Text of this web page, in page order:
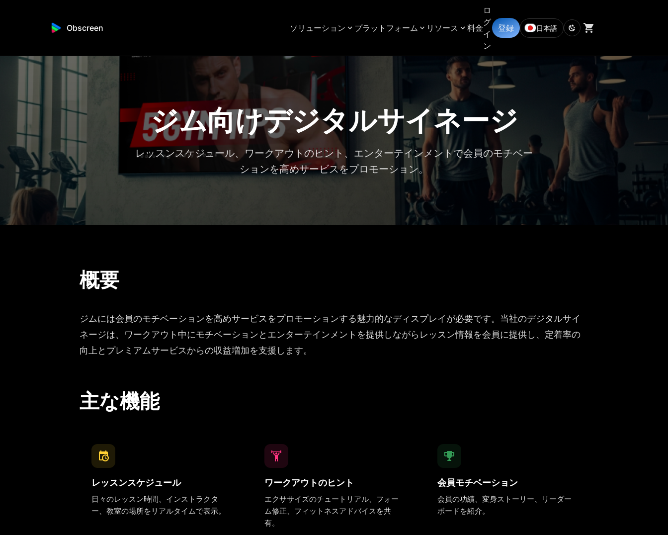
Obscreen ソリューション プラットフォーム リソース 料金
ロ
グ
イ
ン
登録 日本語
ジム向けデジタルサイネージ
レッスンスケジュール、ワークアウトのヒント、エンターテインメントで会員のモチベー
ションを高めサービスをプロモーション。
概要
ジムには会員のモチベーションを高めサービスをプロモーションする魅力的なディスプレイが必要です。当社のデジタルサイ
ネージは、ワークアウト中にモチベーションとエンターテインメントを提供しながらレッスン情報を会員に提供し、定着率の
向上とプレミアムサービスからの収益増加を支援します。
主な機能
レッスンスケジュール
日々のレッスン時間、インストラクタ
ー、教室の場所をリアルタイムで表示。
ワークアウトのヒント
エクササイズのチュートリアル、フォー
ム修正、フィットネスアドバイスを共
有。
会員モチベーション
会員の功績、変身ストーリー、リーダー
ボードを紹介。